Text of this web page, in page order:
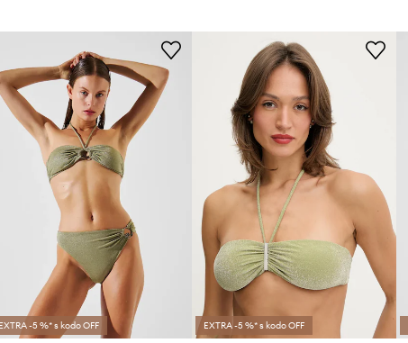
EXTRA -5 %* s kodo OFF EXTRA -5 %* s kodo OFF